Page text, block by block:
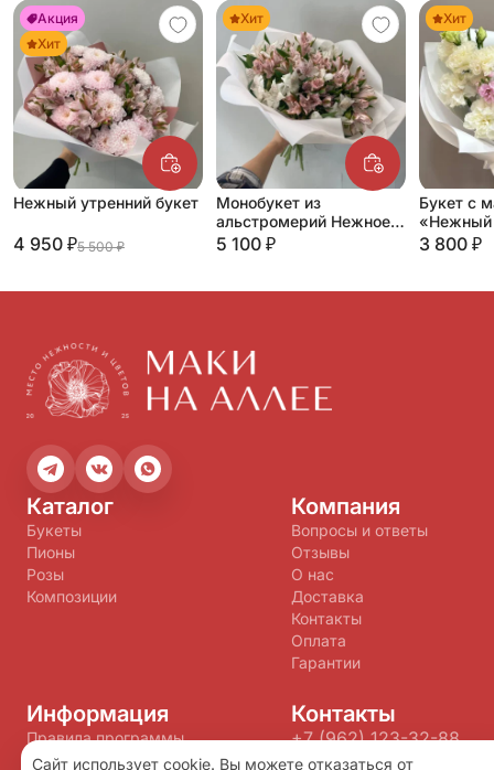
Акция
Хит
Нежный утренний букет
4 950 ₽5 500 ₽
Хит
Монобукет из
альстромерий Нежное
очарование
5 100 ₽
Хит
Букет с
«Нежный
3 800 ₽
Каталог
Букеты
Пионы
Розы
Композиции
Компания
Вопросы и ответы
Отзывы
О нас
Доставка
Контакты
Оплата
Гарантии
Информация
Правила программы
лояльности
Контакты
+7 (962) 123-32-88
+7 (914) 755-27-14
Сайт использует cookie. Вы можете отказаться от